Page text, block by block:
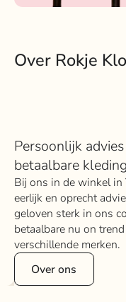
Over Rokje
Persoonlijk
betaalbare
Bij ons in de winkel in
eerlijk en oprecht
geloven sterk in ons
betaalbare nu on
verschillende merken.
Over ons